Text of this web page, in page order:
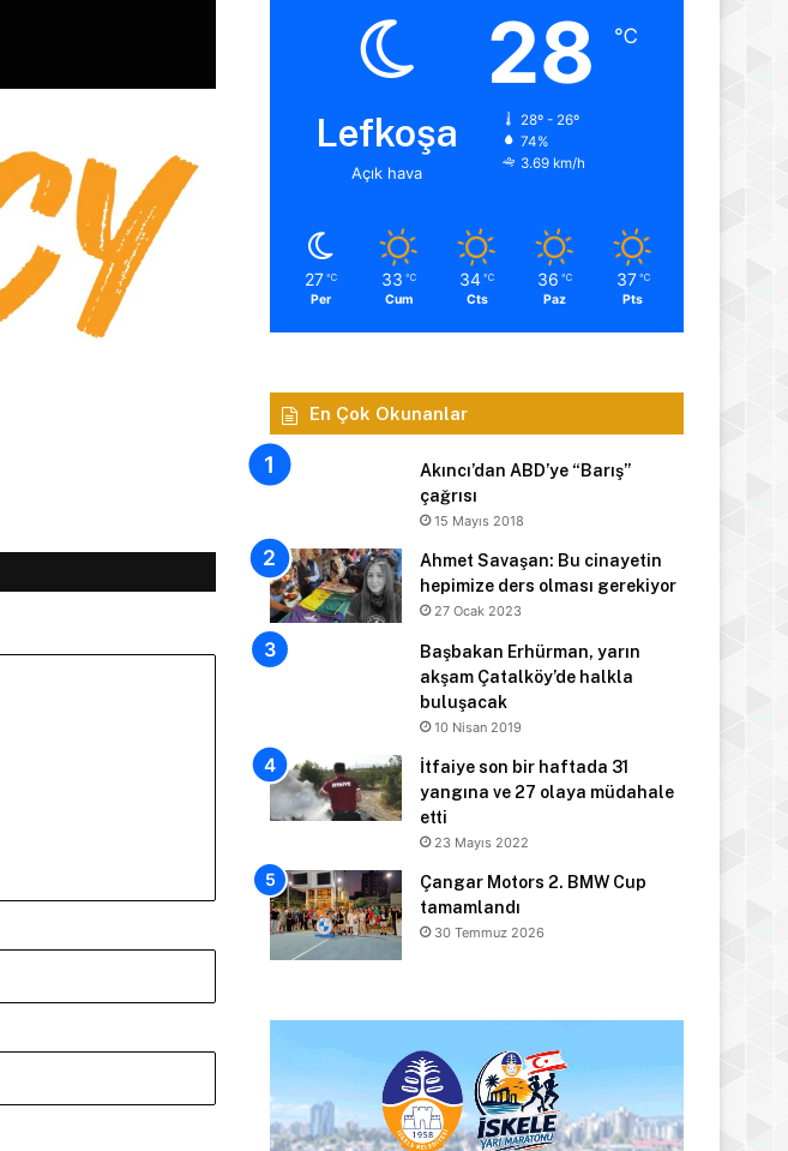
Lefkoşa
Açık hava
28 ℃
28º - 26º
74%
3.69 km/h
27 ℃
Per
33 ℃
Cum
34 ℃
Cts
36 ℃
Paz
37 ℃
Pts
En Çok Okunanlar
Akıncı’dan ABD’ye “Barış”
çağrısı
15 Mayıs 2018
Ahmet Savaşan: Bu cinayetin
hepimize ders olması gerekiyor
27 Ocak 2023
Başbakan Erhürman, yarın
akşam Çatalköy’de halkla
buluşacak
10 Nisan 2019
İtfaiye son bir haftada 31
yangına ve 27 olaya müdahale
etti
23 Mayıs 2022
Çangar Motors 2. BMW Cup
tamamlandı
30 Temmuz 2026